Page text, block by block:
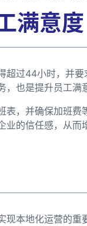
满意度
超过44小时，并
也是提升员工满
表，并确保加班费
业的信任感，从而
本地化运营的重